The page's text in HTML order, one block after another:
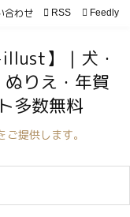


サイド

合わせ  RSS Feedly
】｜犬・
りえ・年賀
多数無料
提供します。